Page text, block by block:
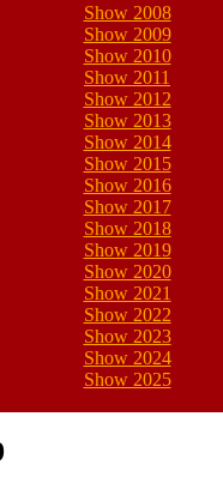
Show 2008
Show 2009
Show 2010
Show 2011
Show 2012
Show 2013
Show 2014
Show 2015
Show 2016
Show 2017
Show 2018
Show 2019
Show 2020
Show 2021
Show 2022
Show 2023
Show 2024
Show 2025